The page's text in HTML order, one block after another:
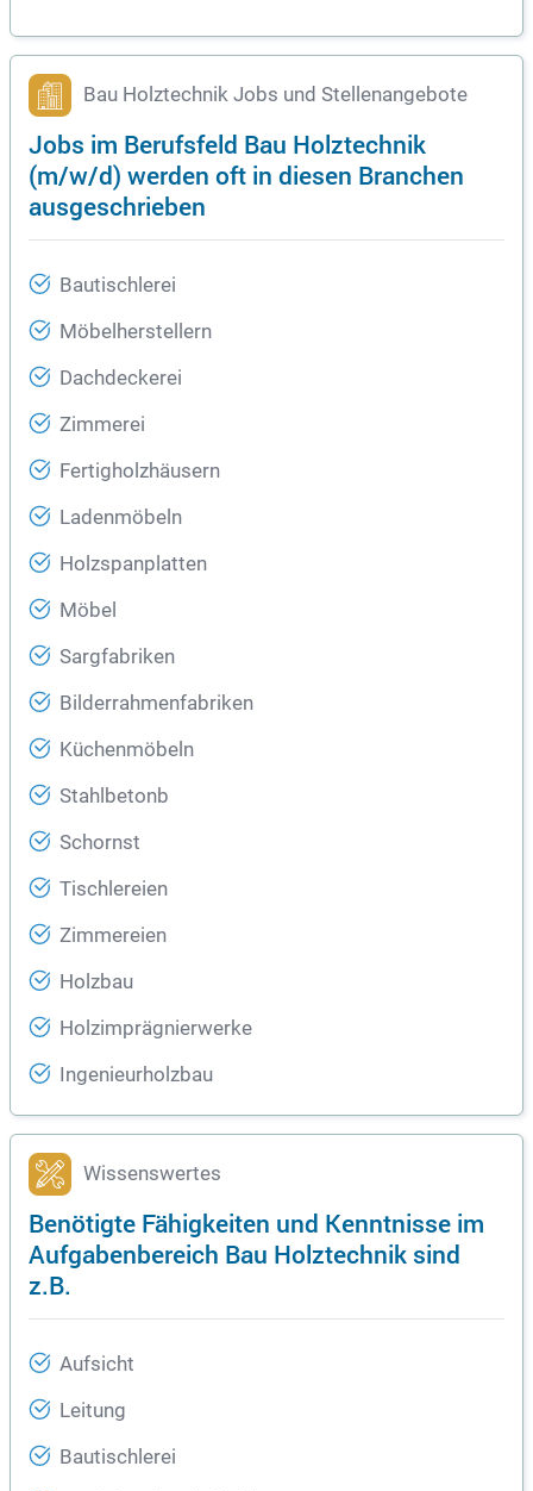
Bau Holztechnik Jobs und Stellenangebote
Jobs im Berufsfeld Bau Holztechnik
(m/w/d) werden oft in diesen Branchen
ausgeschrieben
Bautischlerei
Möbelherstellern
Dachdeckerei
Zimmerei
Fertigholzhäusern
Ladenmöbeln
Holzspanplatten
Möbel
Sargfabriken
Bilderrahmenfabriken
Küchenmöbeln
Stahlbetonb
Schornst
Tischlereien
Zimmereien
Holzbau
Holzimprägnierwerke
Ingenieurholzbau
Wissenswertes
Benötigte Fähigkeiten und Kenntnisse im
Aufgabenbereich Bau Holztechnik sind
z.B.
Aufsicht
Leitung
Bautischlerei